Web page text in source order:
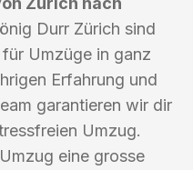
Durr Zürich sind
Umzüge in ganz
Erfahrung und
garantieren wir dir
Umzug.
eine grosse